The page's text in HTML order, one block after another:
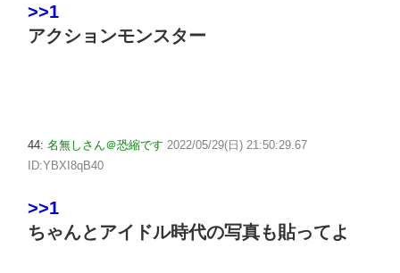
>>1
アクションモンスター
44: 名無しさん＠恐縮です 2022/05/29(日) 21:50:29.67
ID:YBXI8qB40
>>1
ちゃんとアイドル時代の写真も貼ってよ